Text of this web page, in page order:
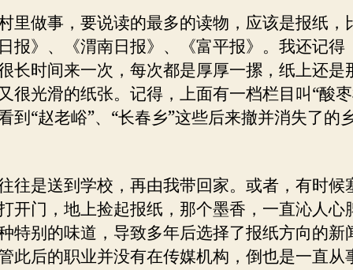
里做事，要说读的最多的读物，应该是报纸，
报》、《渭南日报》、《富平报》。我还记得
长时间来一次，每次都是厚厚一摞，纸上还是
很光滑的纸张。记得，上面有一档栏目叫“酸
到“赵老峪”、“长春乡”这些后来撤并消失了的
往是送到学校，再由我带回家。或者，有时候
开门，地上捡起报纸，那个墨香，一直沁人心
特别的味道，导致多年后选择了报纸方向的新
此后的职业并没有在传媒机构，倒也是一直从